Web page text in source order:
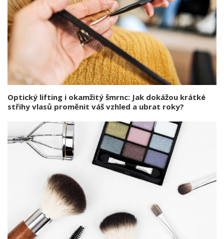
Optický lifting i okamžitý šmrnc: Jak dokážou krátké
střihy vlasů proměnit váš vzhled a ubrat roky?